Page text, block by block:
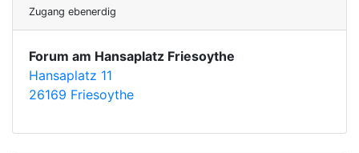
Zugang ebenerdig
Forum am Hansaplatz Friesoythe
Hansaplatz 11
26169 Friesoythe